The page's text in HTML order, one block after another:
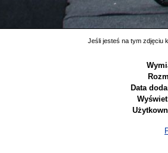
Jeśli jesteś na tym zdjęciu
Data